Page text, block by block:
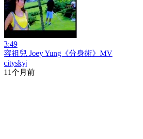
3:49
容祖兒 Joey Yung《分身術》MV
cityskyj
11个月前